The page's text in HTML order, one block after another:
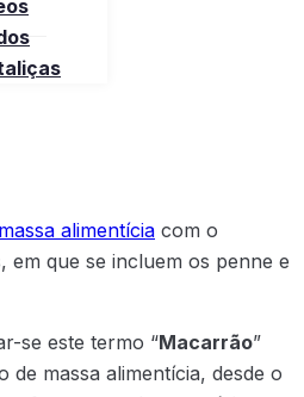
massa alimentícia com o
que se incluem os penne e
se este termo “Macarrão”
massa alimentícia, desde o